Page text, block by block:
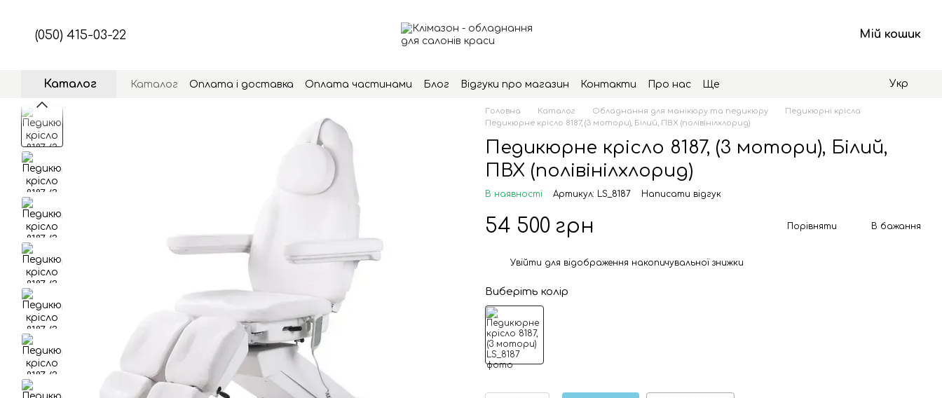
(050) 415-03-22 Мій кошик
Каталог Каталог Оплата і доставка Оплата частинами Блог Відгуки про магазин Контакти Про нас Ще Укр
Головна Каталог Обладнання для манікюру та педикюру
Педикюрні крісла
Педикюрне крісло 8187, (3 мотори), Білий, ПВХ (полівінілхлорид)
Педикюрне крісло 8187, (3 мотори), Білий,
ПВХ (полівінілхлорид)
В наявності Артикул: LS_8187 Написати відгук
54 500 грн Порівняти В бажання
Увійти для відображення накопичувальної знижки
Виберіть колір